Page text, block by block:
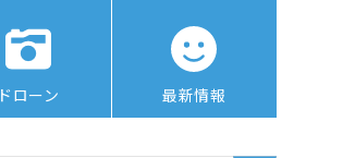
ドローン 最新情報